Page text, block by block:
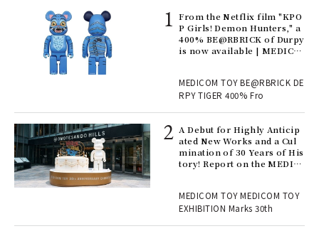
From the Netflix film "KPO
P Girls! Demon Hunters," a
400% BE@RBRICK of Durpy
is now available | MEDICO
MEDICOM TOY BE@RBRICK DE
RPY TIGER 400% Fro
A Debut for Highly Anticip
ated New Works and a Cul
mination of 30 Years of His
tory! Report on the MEDIC
TOY
MEDICOM TOY MEDICOM TOY
EXHIBITION Marks 30th